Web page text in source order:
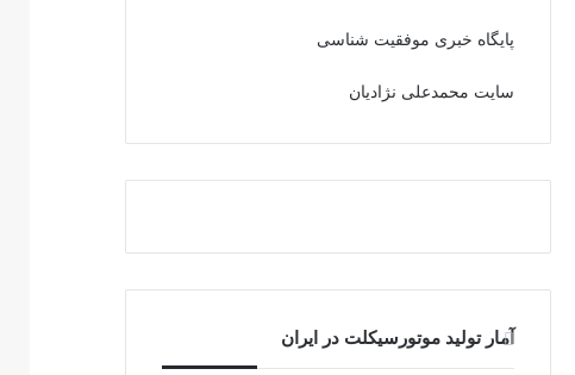
پایگاه خبری موفقیت شناسی
سایت محمدعلی نژادیان
آمار تولید موتورسیکلت در ایران